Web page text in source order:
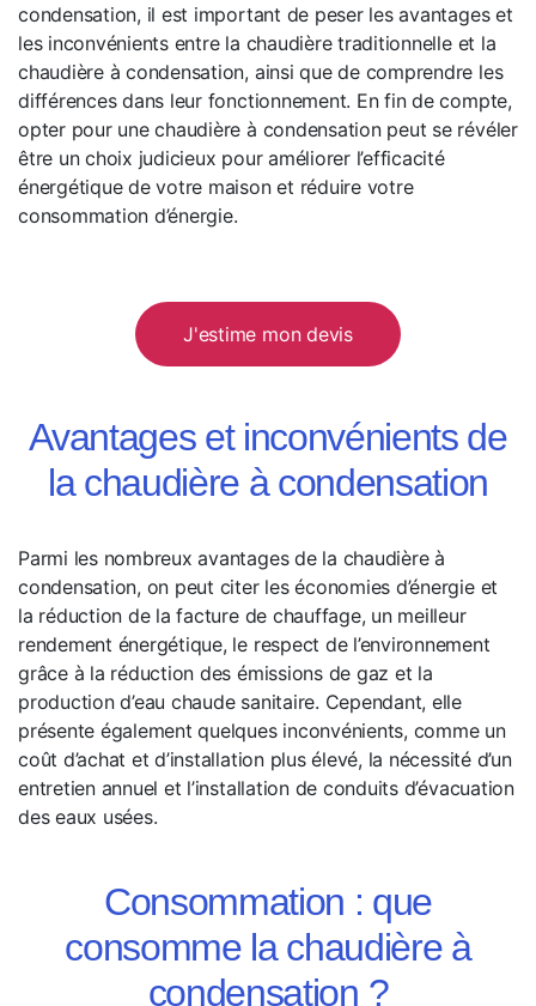
condensation, il est important de peser les avantages et
les inconvénients entre la chaudière traditionnelle et la
chaudière à condensation, ainsi que de comprendre les
différences dans leur fonctionnement. En fin de compte,
opter pour une chaudière à condensation peut se révéler
être un choix judicieux pour améliorer l’efficacité
énergétique de votre maison et réduire votre
consommation d’énergie.
J'estime mon devis
Avantages et inconvénients de
la chaudière à condensation
Parmi les nombreux avantages de la chaudière à
condensation, on peut citer les économies d’énergie et
la réduction de la facture de chauffage, un meilleur
rendement énergétique, le respect de l’environnement
grâce à la réduction des émissions de gaz et la
production d’eau chaude sanitaire. Cependant, elle
présente également quelques inconvénients, comme un
coût d’achat et d’installation plus élevé, la nécessité d’un
entretien annuel et l’installation de conduits d’évacuation
des eaux usées.
Consommation : que
consomme la chaudière à
condensation ?